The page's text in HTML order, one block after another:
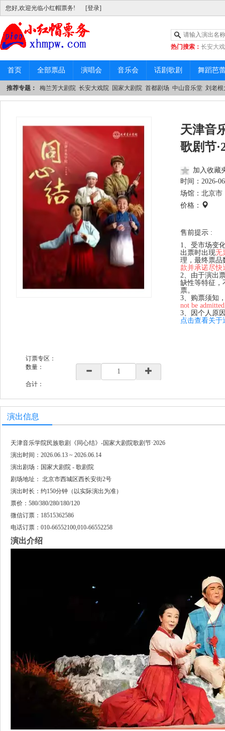
您好,欢迎光临小红帽票务! [登录]
热门搜索： 长安大
|中山音乐堂
首页 全部票品 演唱会 音乐会 话剧歌剧 舞蹈芭
推荐专题： 梅兰芳大剧院 长安大戏院 国家大剧院 首都剧场 中山音乐堂 刘老根
天津音
歌剧节
加入收藏
时间： 2026-
场馆：北京市
价格：
售前提示 :
1、受市场变
出票时出现无
理，最终票品
款并承诺尽快
2、由于演出
缺性等特征，
票。
3、购票须知
not be
3、因个人原
点击查看关于
订票专区：
数量：
合计：
演出信息
天津音乐学院民族歌剧《同心结》-国家大剧院歌剧节·2026
演出时间：2026.06.13 ~ 2026.06.14
演出剧场：国家大剧院 - 歌剧院
剧场地址： 北京市西城区西长安街2号
演出时长：约150分钟（以实际演出为准）
票价：580/380/280/180/120
微信订票：18515362586
电话订票：010-66552100,010-66552258
演出介绍